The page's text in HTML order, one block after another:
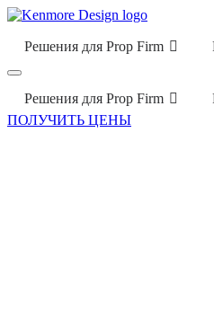
Решения для Prop Firm
Решения для Prop Firm
ПОЛУЧИТЬ ЦЕНЫ